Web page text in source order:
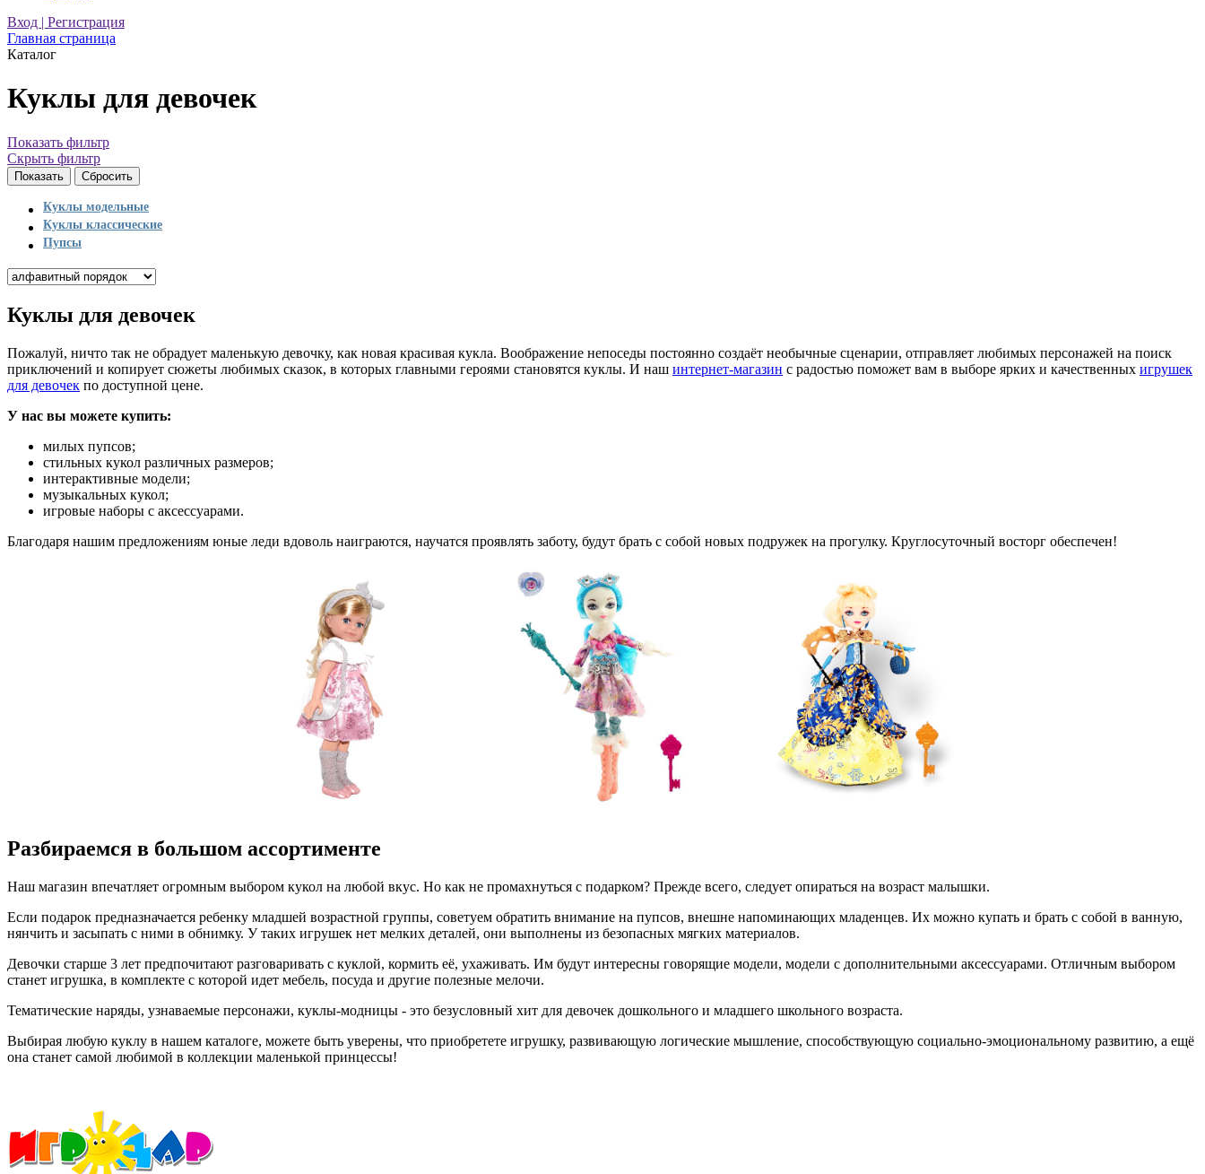
Вход | Регистрация
Главная страница
Каталог
Куклы для девочек
Показать фильтр
Скрыть фильтр
Куклы модельные
Куклы классические
Пупсы
Куклы для девочек
Пожалуй, ничто так не обрадует маленькую девочку, как новая красивая кукла. Воображение непоседы постоянно создаёт необычные сценарии, отправляет любимых персонажей на поиск
приключений и копирует сюжеты любимых сказок, в которых главными героями становятся куклы. И наш интернет-магазин с радостью поможет вам в выборе ярких и качественных игрушек
для девочек по доступной цене.
У нас вы можете купить:
милых пупсов;
стильных кукол различных размеров;
интерактивные модели;
музыкальных кукол;
игровые наборы с аксессуарами.
Благодаря нашим предложениям юные леди вдоволь наиграются, научатся проявлять заботу, будут брать с собой новых подружек на прогулку. Круглосуточный восторг обеспечен!
Разбираемся в большом ассортименте
Наш магазин впечатляет огромным выбором кукол на любой вкус. Но как не промахнуться с подарком? Прежде всего, следует опираться на возраст малышки.
Если подарок предназначается ребенку младшей возрастной группы, советуем обратить внимание на пупсов, внешне напоминающих младенцев. Их можно купать и брать с собой в ванную,
нянчить и засыпать с ними в обнимку. У таких игрушек нет мелких деталей, они выполнены из безопасных мягких материалов.
Девочки старше 3 лет предпочитают разговаривать с куклой, кормить её, ухаживать. Им будут интересны говорящие модели, модели с дополнительными аксессуарами. Отличным выбором
станет игрушка, в комплекте с которой идет мебель, посуда и другие полезные мелочи.
Тематические наряды, узнаваемые персонажи, куклы-модницы - это безусловный хит для девочек дошкольного и младшего школьного возраста.
Выбирая любую куклу в нашем каталоге, можете быть уверены, что приобретете игрушку, развивающую логические мышление, способствующую социально-эмоциональному развитию, а ещё
она станет самой любимой в коллекции маленькой принцессы!